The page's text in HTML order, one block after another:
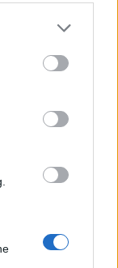
more Google
may click to
party tags to
below Google
határozata